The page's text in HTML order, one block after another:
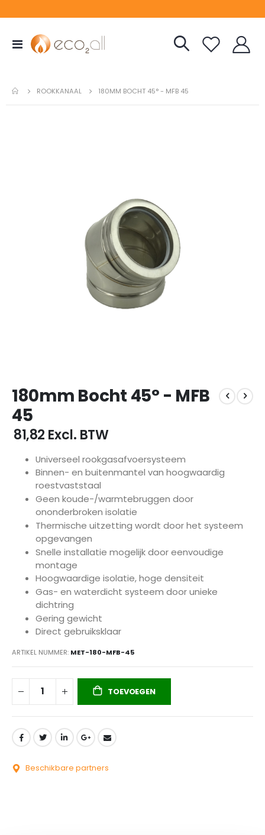
Toggle
Nav
ROOKKANAAL 180MM BOCHT 45° - MFB 45
naar
het
begin
van
de
afbeeldingen-
gallerij
180mm Bocht 45° - MFB
45
€ 81,82 Excl. BTW
Universeel rookgasafvoersysteem
Binnen- en buitenmantel van hoogwaardig
roestvaststaal
Geen koude-/warmtebruggen door
ononderbroken isolatie
Thermische uitzetting wordt door het systeem
opgevangen
Snelle installatie mogelijk door eenvoudige
montage
Hoogwaardige isolatie, hoge densiteit
Gas- en waterdicht systeem door unieke
dichtring
Gering gewicht
Direct gebruiksklaar
ARTIKEL NUMMER MET-180-MFB-45
TOEVOEGEN
Beschikbare partners